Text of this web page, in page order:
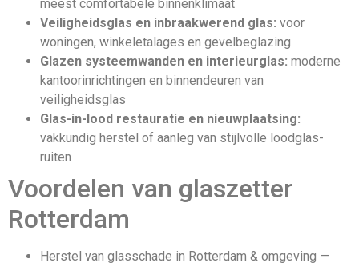
meest comfortabele binnenklimaat
Veiligheidsglas en inbraakwerend glas: voor
woningen, winkeletalages en gevelbeglazing
Glazen systeemwanden en interieurglas: moderne
kantoorinrichtingen en binnendeuren van
veiligheidsglas
Glas-in-lood restauratie en nieuwplaatsing:
vakkundig herstel of aanleg van stijlvolle loodglas-
ruiten
Voordelen van glaszetter
Rotterdam
Herstel van glasschade in Rotterdam & omgeving —